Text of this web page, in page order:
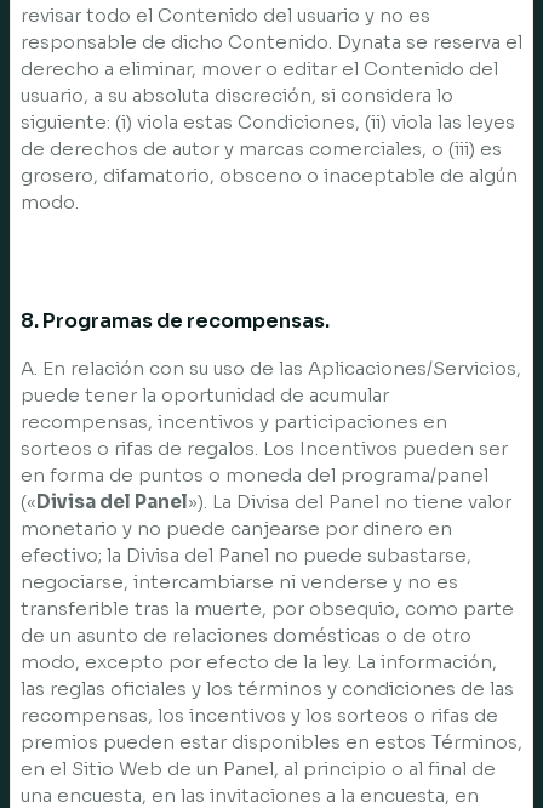
revisar todo el Contenido del usuario y no es
responsable de dicho Contenido. Dynata se reserva el
derecho a eliminar, mover o editar el Contenido del
usuario, a su absoluta discreción, si considera lo
siguiente: (i) viola estas Condiciones, (ii) viola las leyes
de derechos de autor y marcas comerciales, o (iii) es
grosero, difamatorio, obsceno o inaceptable de algún
modo.
8. Programas de recompensas.
A. En relación con su uso de las Aplicaciones/Servicios,
puede tener la oportunidad de acumular
recompensas, incentivos y participaciones en
sorteos o rifas de regalos. Los Incentivos pueden ser
en forma de puntos o moneda del programa/panel
(«Divisa del Panel»). La Divisa del Panel no tiene valor
monetario y no puede canjearse por dinero en
efectivo; la Divisa del Panel no puede subastarse,
negociarse, intercambiarse ni venderse y no es
transferible tras la muerte, por obsequio, como parte
de un asunto de relaciones domésticas o de otro
modo, excepto por efecto de la ley. La información,
las reglas oficiales y los términos y condiciones de las
recompensas, los incentivos y los sorteos o rifas de
premios pueden estar disponibles en estos Términos,
en el Sitio Web de un Panel, al principio o al final de
una encuesta, en las invitaciones a la encuesta, en